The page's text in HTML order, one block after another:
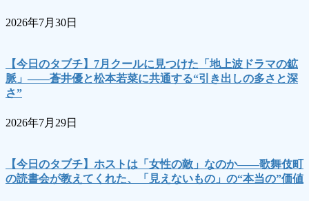
2026年7月30日
【今日のタブチ】7月クールに見つけた「地上波ドラマの鉱
脈」――蒼井優と松本若菜に共通する“引き出しの多さと深
さ”
2026年7月29日
【今日のタブチ】ホストは「女性の敵」なのか――歌舞伎町
の読書会が教えてくれた、「見えないもの」の“本当の”価値